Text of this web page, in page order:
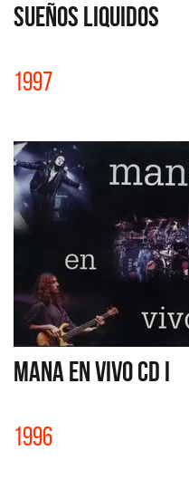
SUEÑOS LIQUIDOS
1997
MANA EN VIVO CD I
1996